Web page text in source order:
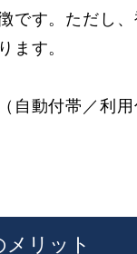
です。ただし
ます。
自動付帯／利
リット